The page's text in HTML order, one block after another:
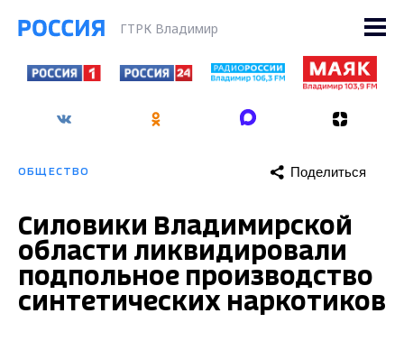
ГТРК Владимир
ОБЩЕСТВО Поделиться
Силовики Владимирской
области ликвидировали
подпольное производство
синтетических наркотиков